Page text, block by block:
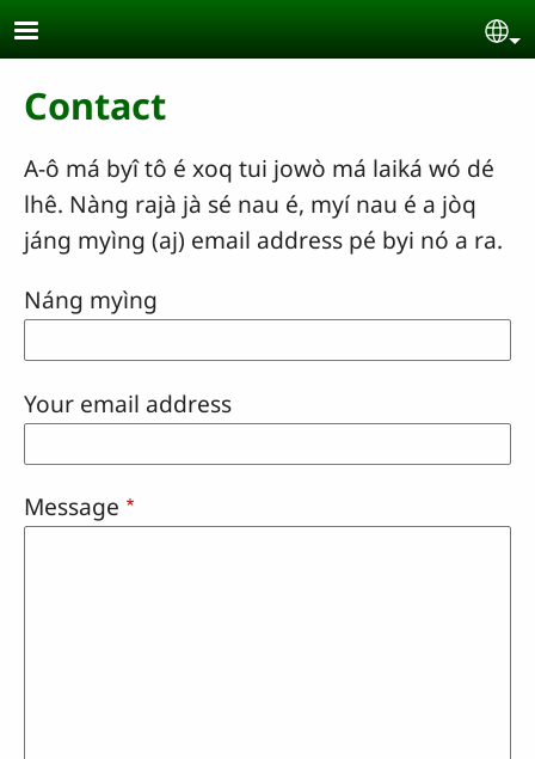
Skip to main content
Contact
A-ô má byî tô é xoq tui jowò má laiká wó dé
lhê. Nàng rajà jà sé nau é, myí nau é a jòq
jáng myìng (aj) email address pé byi nó a ra.
Náng myìng
Your email address
Message